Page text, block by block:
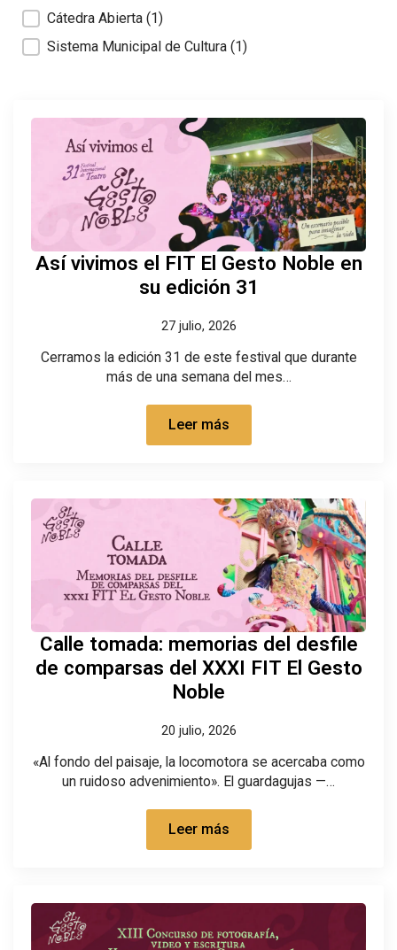
Cátedra Abierta (1)
Sistema Municipal de Cultura (1)
Así vivimos el FIT El Gesto Noble en
su edición 31
27 julio, 2026
Cerramos la edición 31 de este festival que durante
más de una semana del mes…
Leer más
Calle tomada: memorias del desfile
de comparsas del XXXI FIT El Gesto
Noble
20 julio, 2026
«Al fondo del paisaje, la locomotora se acercaba como
un ruidoso advenimiento». El guardagujas —…
Leer más